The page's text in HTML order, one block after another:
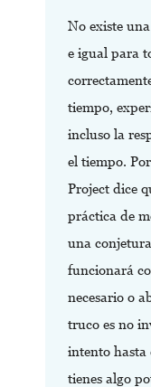
No existe
e igual para
tiempo,
incluso la
el tiempo.
Project dice
práctica de
una
funcionará
necesario o
truco es no
intento hasta
tienes algo